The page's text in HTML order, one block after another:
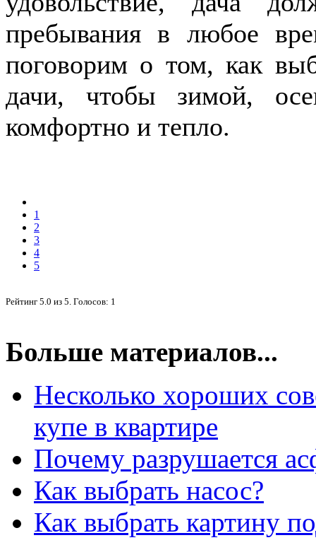
пребывания в любое
поговорим о том, как
дачи, чтобы зимой,
комфортно и тепло.
1
2
3
4
5
Рейтинг 5.0 из 5. Голосов: 1
Больше материалов...
Несколько хороших
купе в квартире
Почему разрушается
Как выбрать насос?
Как выбрать картину